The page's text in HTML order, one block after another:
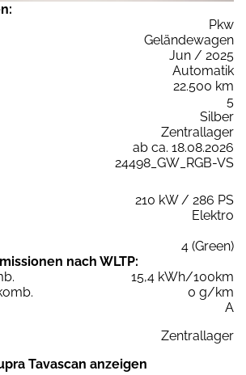
Pkw
Geländewagen
Jun / 2025
Automatik
22.500 km
5
Silber
Zentrallager
ab ca. 18.08.2026
24498_GW_RGB-VS
210 kW / 286 PS
Elektro
4 (Green)
nach WLTP:
15,4 kWh/100km
0 g/km
A
Zentrallager
Tavascan anzeigen